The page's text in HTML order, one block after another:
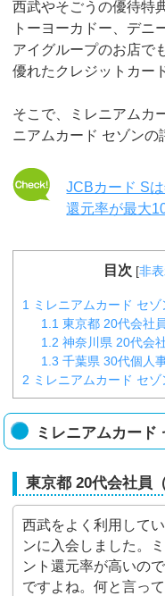
西武やそごうの優待特
トーヨーカドー、デニ
アイグループのお店で
優れたクレジットカー
そこで、ミレニアムカ
ニアムカード セゾンの
JCBカード S
還元率が最大
目次 [非
1
ミレニアムカード セ
1.1 東京都 20代会社
1.2 神奈川県 20代会
1.3 千葉県 30代個人
2 ミレニアムカード セゾ
ミレニアムカード
東京都 20代会社員
西武をよく利用して
ンに入会しました。
ント還元率が高いの
ですよね。何と言っ